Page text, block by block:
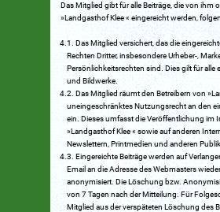
Das Mitglied gibt für alle Beiträge, die von ihm
»Landgasthof Klee « eingereicht werden,
Das Mitglied versichert, das die
Rechten Dritter, insbesondere Urheber-,
Persönlichkeitsrechten sind. Dies gilt für alle
und Bildwerke.
Das Mitglied räumt den Betreibern von
uneingeschränktes Nutzungsrecht an den
ein. Dieses umfasst die Veröffentlichung im
»Landgasthof Klee « sowie auf anderen
Newslettern, Printmedien und anderen
Eingereichte Beiträge werden auf
Email an die Adresse des Webmasters
anonymisiert. Die Löschung bzw.
von 7 Tagen nach der Mitteilung. Für
Mitglied aus der verspäteten Löschung des